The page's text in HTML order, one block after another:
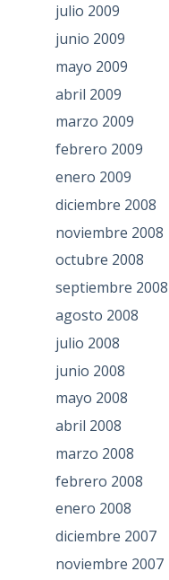
julio 2009
junio 2009
mayo 2009
abril 2009
marzo 2009
febrero 2009
enero 2009
diciembre 2008
noviembre 2008
octubre 2008
septiembre 2008
agosto 2008
julio 2008
junio 2008
mayo 2008
abril 2008
marzo 2008
febrero 2008
enero 2008
diciembre 2007
noviembre 2007